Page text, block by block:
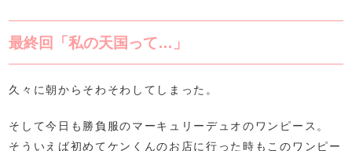
最終回「私の天国って…」
久々に朝からそわそわしてしまった。
そして今日も勝負服のマーキュリーデュオのワンピース。
そういえば初めてケンくんのお店に行った時もこのワンピー